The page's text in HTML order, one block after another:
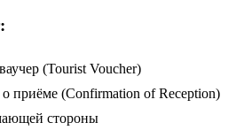
(Tourist Voucher)
приёме (Confirmation of Reception)
стороны